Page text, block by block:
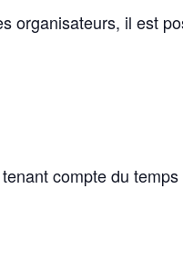
organisateurs, il est
compte du